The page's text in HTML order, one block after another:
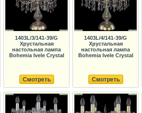
1403L/3/141-39/G
Хрустальная
настольная лампа
Bohemia Ivele Crystal
Смотреть
1403L/4/141-39/G
Хрустальная
настольная лампа
Bohemia Ivele Crystal
Смотреть